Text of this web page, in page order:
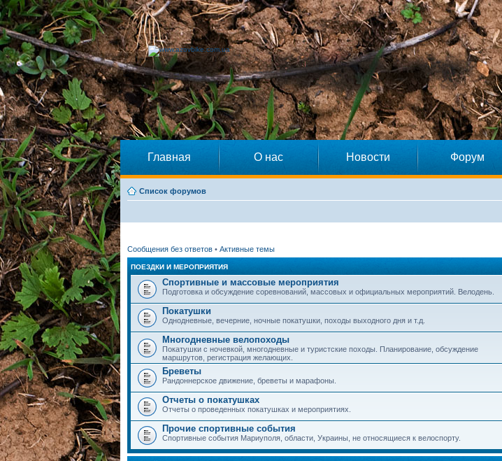
Главная О нас Новости Форум
Список форумов
Сообщения без ответов • Активные темы
ПОЕЗДКИ И МЕРОПРИЯТИЯ
Спортивные и массовые мероприятия
Подготовка и обсуждение соревнований, массовых и официальных мероприятий. Велодень.
Покатушки
Однодневные, вечерние, ночные покатушки, походы выходного дня и т.д.
Многодневные велопоходы
Покатушки с ночевкой, многодневные и туристские походы. Планирование, обсуждение
маршрутов, регистрация желающих.
Бреветы
Рандоннерское движение, бреветы и марафоны.
Отчеты о покатушках
Отчеты о проведенных покатушках и мероприятиях.
Прочие спортивные события
Спортивные события Мариуполя, области, Украины, не относящиеся к велоспорту.